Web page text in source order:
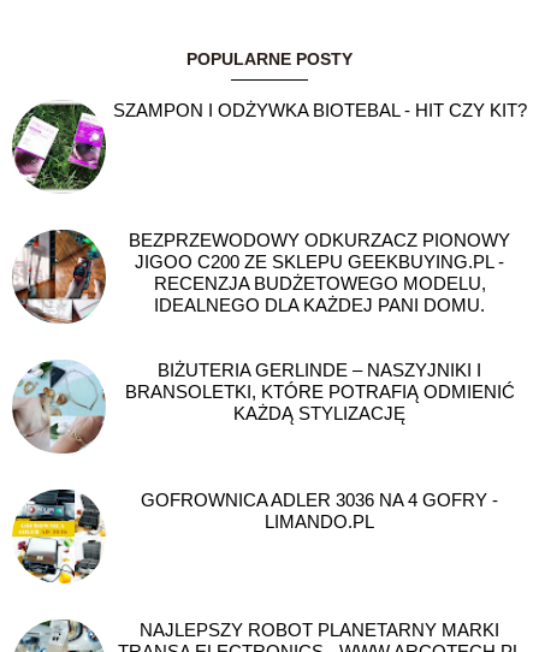
POPULARNE POSTY
SZAMPON I ODŻYWKA BIOTEBAL - HIT CZY KIT?
BEZPRZEWODOWY ODKURZACZ PIONOWY
JIGOO C200 ZE SKLEPU GEEKBUYING.PL -
RECENZJA BUDŻETOWEGO MODELU,
IDEALNEGO DLA KAŻDEJ PANI DOMU.
BIŻUTERIA GERLINDE – NASZYJNIKI I
BRANSOLETKI, KTÓRE POTRAFIĄ ODMIENIĆ
KAŻDĄ STYLIZACJĘ
GOFROWNICA ADLER 3036 NA 4 GOFRY -
LIMANDO.PL
NAJLEPSZY ROBOT PLANETARNY MARKI